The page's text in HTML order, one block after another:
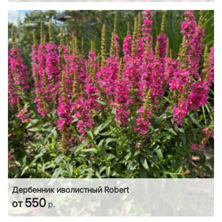
Дербенник иволистный Robert
от550 р.